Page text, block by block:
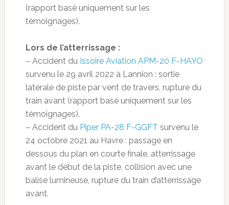
(rapport basé uniquement sur les
témoignages).
Lors de l’atterrissage :
– Accident du Issoire Aviation APM-20 F-HAYO
survenu le 29 avril 2022 à Lannion : sortie
latérale de piste par vent de travers, rupture du
train avant (rapport basé uniquement sur les
témoignages).
– Accident du Piper PA-28 F-GGFT survenu le
24 octobre 2021 au Havre : passage en
dessous du plan en courte finale, atterrissage
avant le début de la piste, collision avec une
balise lumineuse, rupture du train d’atterrissage
avant.